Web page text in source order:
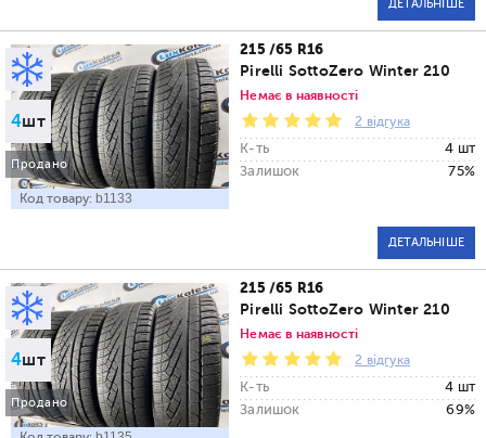
ДЕТАЛЬНІШЕ
4шт
Продано
Код товару: b1133
215 /65 R16
Pirelli SottoZero Winter 210
Немає в наявності
2 відгука
К-ть
4 шт
Залишок
75%
ДЕТАЛЬНІШЕ
4шт
Продано
215 /65 R16
Pirelli SottoZero Winter 210
Немає в наявності
2 відгука
К-ть
4 шт
Залишок
69%